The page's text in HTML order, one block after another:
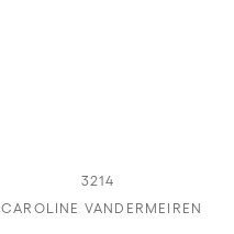
3214
CAROLINE VANDERMEIREN